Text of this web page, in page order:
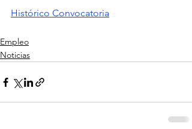
Histórico Convocatoria
Empleo
Noticias